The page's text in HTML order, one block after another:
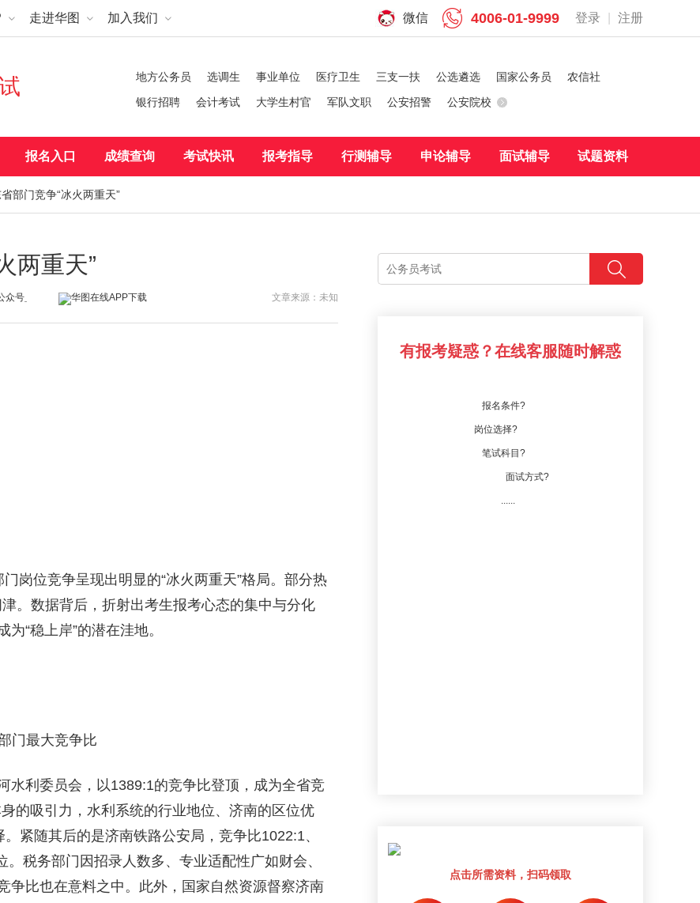
走进华图 加入我们 登录 注册
4006-01-9999
微信
地方公务员 选调生 事业单位 医疗卫生 三支一扶 公选遴选 国家公务员
农信社
银行招聘
会计考试 大学生村官 军队文职 公安招警 公安院校
报名入口 成绩查询 考试快讯 报考指导 行测辅导 申论辅导 面试辅导 试题资料
部门竞争“冰火两重天”
两重天”
文章来源：未知
岗位竞争呈现出明显的“冰火两重天”格局。部分热
。数据背后，折射出考生报考心态的集中与分化
“稳上岸”的潜在洼地。
门最大竞争比
水利委员会，以1389:1的竞争比登顶，成为全省竞
的吸引力，水利系统的行业地位、济南的区位优
紧随其后的是济南铁路公安局，竞争比1022:1、
税务部门因招录人数多、专业适配性广如财会、
争比也在意料之中。此外，国家自然资源督察济南
有报考疑惑？在线客服随时解惑
报名条件?
岗位选择?
笔试科目?
面试方式?
......
点击所需资料，扫码领取